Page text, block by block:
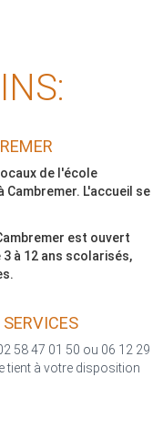
de l'école
L'accueil se
est ouvert
à 12 ans scolarisés,
58 47 01 50 ou 06 12 29
tient à votre disposition